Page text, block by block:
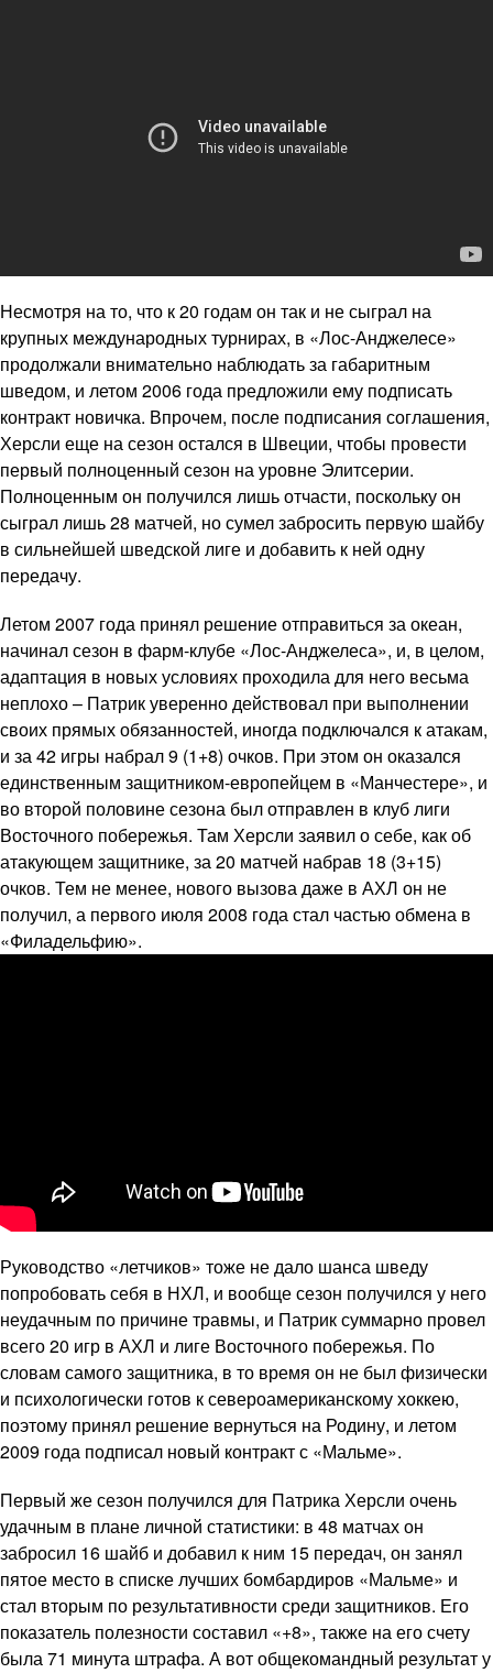
Несмотря на то, что к 20 годам он так и не сыграл на
крупных международных турнирах, в «Лос-Анджелесе»
продолжали внимательно наблюдать за габаритным
шведом, и летом 2006 года предложили ему подписать
контракт новичка. Впрочем, после подписания соглашения,
Херсли еще на сезон остался в Швеции, чтобы провести
первый полноценный сезон на уровне Элитсерии.
Полноценным он получился лишь отчасти, поскольку он
сыграл лишь 28 матчей, но сумел забросить первую шайбу
в сильнейшей шведской лиге и добавить к ней одну
передачу.
Летом 2007 года принял решение отправиться за океан,
начинал сезон в фарм-клубе «Лос-Анджелеса», и, в целом,
адаптация в новых условиях проходила для него весьма
неплохо – Патрик уверенно действовал при выполнении
своих прямых обязанностей, иногда подключался к атакам,
и за 42 игры набрал 9 (1+8) очков. При этом он оказался
единственным защитником-европейцем в «Манчестере», и
во второй половине сезона был отправлен в клуб лиги
Восточного побережья. Там Херсли заявил о себе, как об
атакующем защитнике, за 20 матчей набрав 18 (3+15)
очков. Тем не менее, нового вызова даже в АХЛ он не
получил, а первого июля 2008 года стал частью обмена в
«Филадельфию».
Руководство «летчиков» тоже не дало шанса шведу
попробовать себя в НХЛ, и вообще сезон получился у него
неудачным по причине травмы, и Патрик суммарно провел
всего 20 игр в АХЛ и лиге Восточного побережья. По
словам самого защитника, в то время он не был физически
и психологически готов к североамериканскому хоккею,
поэтому принял решение вернуться на Родину, и летом
2009 года подписал новый контракт с «Мальме».
Первый же сезон получился для Патрика Херсли очень
удачным в плане личной статистики: в 48 матчах он
забросил 16 шайб и добавил к ним 15 передач, он занял
пятое место в списке лучших бомбардиров «Мальме» и
стал вторым по результативности среди защитников. Его
показатель полезности составил «+8», также на его счету
была 71 минута штрафа. А вот общекомандный результат у